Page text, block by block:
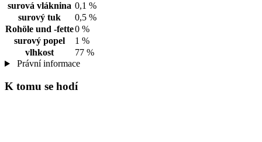
surová vláknina 0,1 %
surový tuk
0,5 %
Rohöle und -fette0 %
surový popel
1 %
vlhkost
77 %
Právní informace
K tomu se hodí